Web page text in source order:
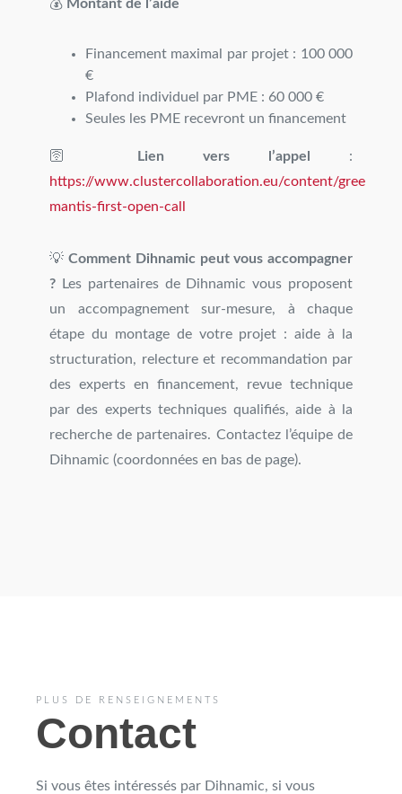
💰 Montant de l’aide
Financement maximal par projet : 100 000
€
Plafond individuel par PME : 60 000 €
Seules les PME recevront un financement
🛜 Lien vers l’appel
:
https://www.clustercollaboration.eu/content/green-
mantis-first-open-call
💡Comment Dihnamic peut vous accompagner
? Les partenaires de Dihnamic vous proposent
un accompagnement sur-mesure, à chaque
étape du montage de votre projet : aide à la
structuration, relecture et recommandation par
des experts en financement, revue technique
par des experts techniques qualifiés, aide à la
recherche de partenaires. Contactez l’équipe de
Dihnamic (coordonnées en bas de page).
PLUS DE RENSEIGNEMENTS
Contact
Si vous êtes intéressés par Dihnamic, si vous